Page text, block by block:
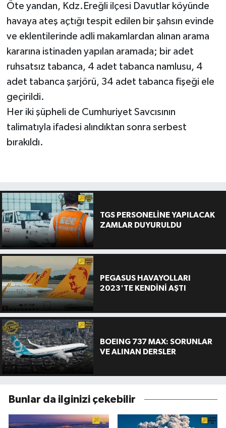
Öte yandan, Kdz.Ereğli ilçesi Davutlar köyünde
havaya ateş açtığı tespit edilen bir şahsın evinde
ve eklentilerinde adli makamlardan alınan arama
kararına istinaden yapılan aramada; bir adet
ruhsatsız tabanca, 4 adet tabanca namlusu, 4
adet tabanca şarjörü, 34 adet tabanca fişeği ele
geçirildi.
Her iki şüpheli de Cumhuriyet Savcısının
talimatıyla ifadesi alındıktan sonra serbest
bırakıldı.
TGS PERSONELİNE YAPILACAK
ZAMLAR DUYURULDU
PEGASUS HAVAYOLLARI
2023'TE KENDİNİ AŞTI
BOEING 737 MAX: SORUNLAR
VE ALINAN DERSLER
Bunlar da ilginizi çekebilir